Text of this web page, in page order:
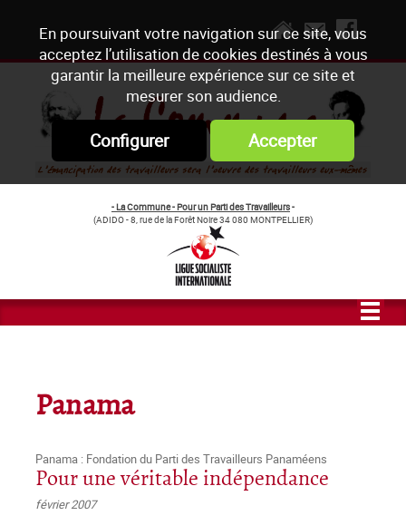
En poursuivant votre navigation sur ce site, vous
acceptez l’utilisation de cookies destinés à vous
garantir la meilleure expérience sur ce site et
mesurer son audience.
Configurer Accepter
- La Commune - Pour un Parti des Travailleurs-
(ADIDO - 8, rue de la Forêt Noire 34 080 MONTPELLIER)
Panama
Panama : Fondation du Parti des Travailleurs Panaméens
Pour une véritable indépendance
février 2007